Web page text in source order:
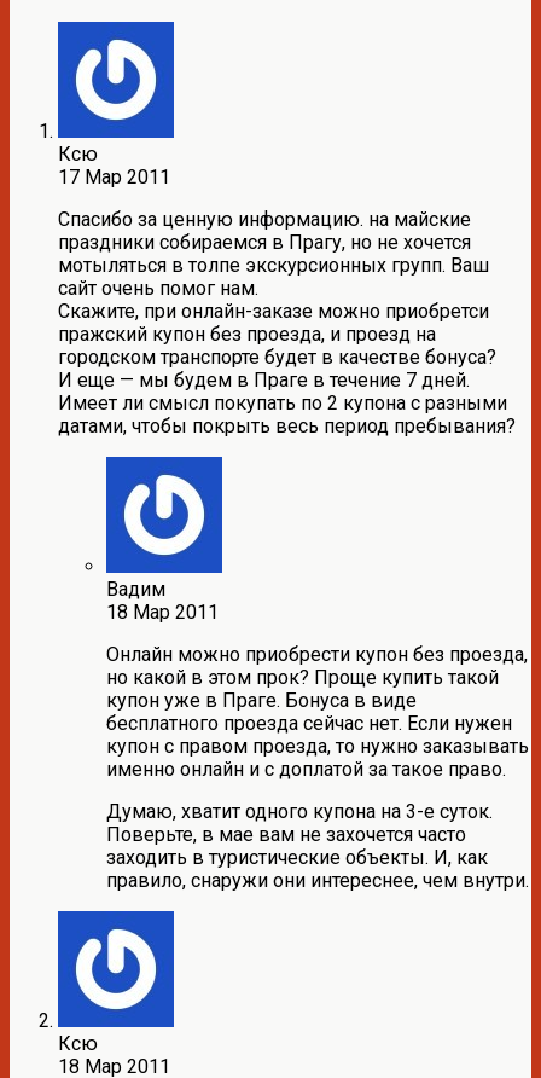
Ксю
17 Мар 2011
Спасибо за ценную информацию. на майские
праздники собираемся в Прагу, но не хочется
мотыляться в толпе экскурсионных групп. Ваш
сайт очень помог нам.
Скажите, при онлайн-заказе можно приобретси
пражский купон без проезда, и проезд на
городском транспорте будет в качестве бонуса?
И еще — мы будем в Праге в течение 7 дней.
Имеет ли смысл покупать по 2 купона с разными
датами, чтобы покрыть весь период пребывания?
Вадим
18 Мар 2011
Онлайн можно приобрести купон без проезда,
но какой в этом прок? Проще купить такой
купон уже в Праге. Бонуса в виде
бесплатного проезда сейчас нет. Если нужен
купон с правом проезда, то нужно заказывать
именно онлайн и с доплатой за такое право.
Думаю, хватит одного купона на 3-е суток.
Поверьте, в мае вам не захочется часто
заходить в туристические объекты. И, как
правило, снаружи они интереснее, чем внутри.
Ксю
18 Мар 2011